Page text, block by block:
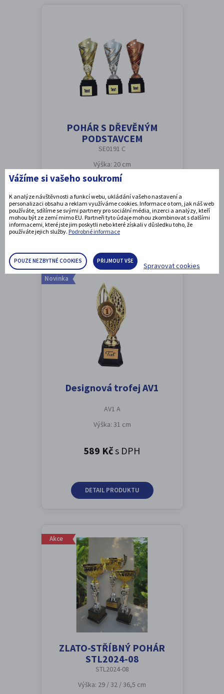
POHÁR S DŘEVĚNÝM
PODSTAVCEM
SE0191 C
Výška: 20 cm
189 Kč s DPH
DETAIL PRODUKTU
Novinka
Designová trofej AV1
AV1 A
Výška: 31 cm
589 Kčs DPH
DETAIL PRODUKTU
Akce
ZLATO-STŘÍBNÝ POHÁR
STL2024-08
STL2024-08
Výška: 29 / 32 / 36,5 cm
Vážíme si vašeho soukromí
K analýze návštěvnosti a funkcí webu, ukládání vašeho nastavení a
personalizaci obsahu a reklam využíváme cookies. Informace o tom, jak náš web
používáte, sdílíme se svými partnery pro sociální média, inzerci a analýzy, kteří
mohou být ze zemí mimo EU. Partneři tyto údaje mohou zkombinovat s dalšími
informacemi, které jste jim poskytli nebo které získali v důsledku toho, že
používáte jejich služby. Podrobné informace
POUZE NEZBYTNÉ COOKIES PŘIJMOUT VŠE
Spravovat cookies